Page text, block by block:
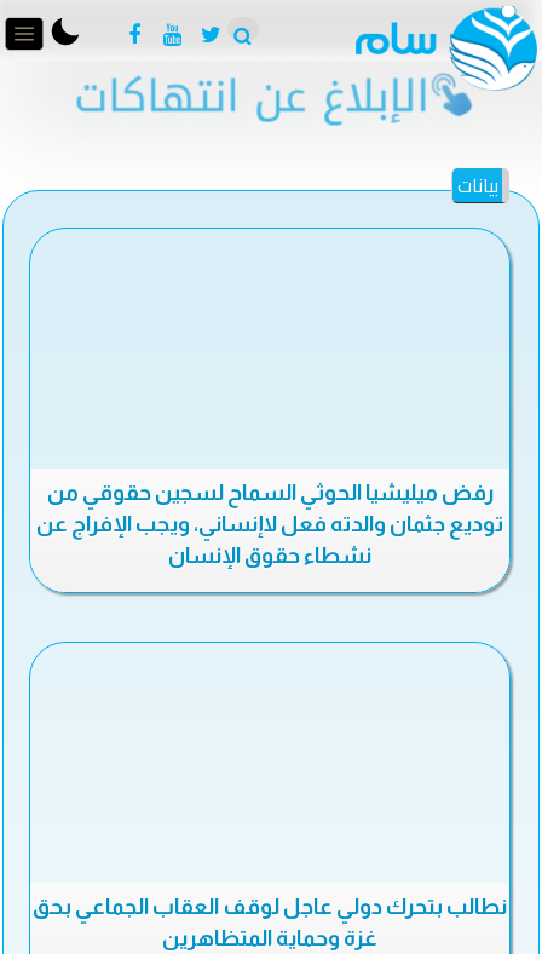
بيانات
رفض ميليشيا الحوثي السماح لسجين حقوقي من
توديع جثمان والدته فعل لاإنساني، ويجب الإفراج عن
نشطاء حقوق الإنسان
نطالب بتحرك دولي عاجل لوقف العقاب الجماعي بحق
غزة وحماية المتظاهرين